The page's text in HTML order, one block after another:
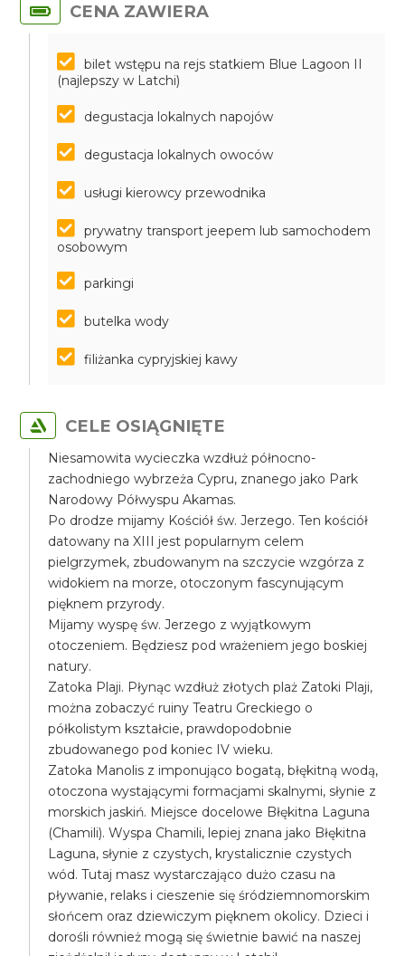
CENA ZAWIERA
bilet wstępu na rejs statkiem Blue Lagoon II
(najlepszy w Latchi)
degustacja lokalnych napojów
degustacja lokalnych owoców
usługi kierowcy przewodnika
prywatny transport jeepem lub samochodem
osobowym
parkingi
butelka wody
filiżanka cypryjskiej kawy
CELE OSIĄGNIĘTE
Niesamowita wycieczka wzdłuż północno-
zachodniego wybrzeża Cypru, znanego jako Park
Narodowy Półwyspu Akamas.
Po drodze mijamy Kościół św. Jerzego. Ten kościół
datowany na XIII jest popularnym celem
pielgrzymek, zbudowanym na szczycie wzgórza z
widokiem na morze, otoczonym fascynującym
pięknem przyrody.
Mijamy wyspę św. Jerzego z wyjątkowym
otoczeniem. Będziesz pod wrażeniem jego boskiej
natury.
Zatoka Plaji. Płynąc wzdłuż złotych plaż Zatoki Plaji,
można zobaczyć ruiny Teatru Greckiego o
półkolistym kształcie, prawdopodobnie
zbudowanego pod koniec IV wieku.
Zatoka Manolis z imponująco bogatą, błękitną wodą,
otoczona wystającymi formacjami skalnymi, słynie z
morskich jaskiń. Miejsce docelowe Błękitna Laguna
(Chamili). Wyspa Chamili, lepiej znana jako Błękitna
Laguna, słynie z czystych, krystalicznie czystych
wód. Tutaj masz wystarczająco dużo czasu na
pływanie, relaks i cieszenie się śródziemnomorskim
słońcem oraz dziewiczym pięknem okolicy. Dzieci i
dorośli również mogą się świetnie bawić na naszej